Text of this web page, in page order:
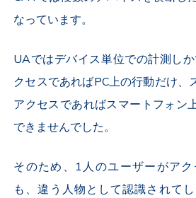
なっています。
UAではデバイス単位での計測し
クセスであればPC上の行動だけ、
アクセスであればスマートフォン
できませんでした。
そのため、1人のユーザーがア
も、違う人物として認識されて